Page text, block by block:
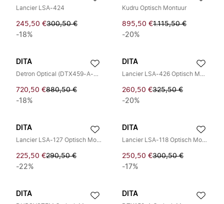
Lancier LSA-424
245,50 €300,50 €
-18%
Kudru Optisch Montuur
895,50 €1.115,50 €
-20%
DITA
Detron Optical (DTX459-A-01)
720,50 €880,50 €
-18%
DITA
Lancier LSA-426 Optisch Montuur
260,50 €325,50 €
-20%
DITA
Lancier LSA-127 Optisch Montuur
225,50 €290,50 €
-22%
DITA
Lancier LSA‑118 Optisch Montuur
250,50 €300,50 €
-17%
DITA DITA